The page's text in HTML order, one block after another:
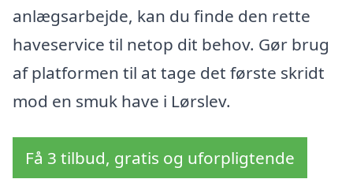
anlægsarbejde, kan du finde den rette
haveservice til netop dit behov. Gør brug
af platformen til at tage det første skridt
mod en smuk have i Lørslev.
Få 3 tilbud, gratis og uforpligtende